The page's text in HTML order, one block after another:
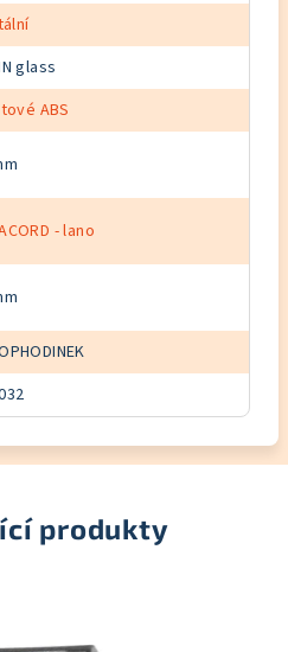
glass
ABS
- lano
produkty